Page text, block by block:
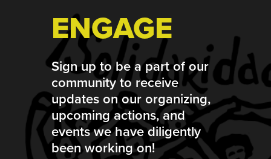
ENGAGE
Sign up to be a part of our
community to receive
updates on our organizing,
upcoming actions, and
events we have diligently
been working on!